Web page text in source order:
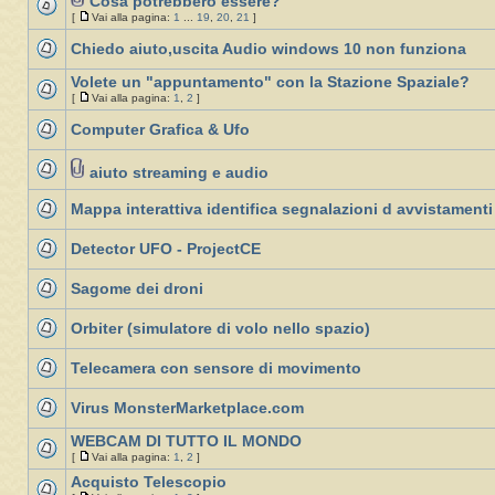
[ Vai alla pagina: 1 ... 19, 20, 21 ]
Chiedo aiuto,uscita Audio windows 10 non funziona
Volete un "appuntamento" con la Stazione Spaziale?
[ Vai alla pagina: 1, 2 ]
Computer Grafica & Ufo
aiuto streaming e audio
Mappa interattiva identifica segnalazioni d
Detector UFO - ProjectCE
Sagome dei droni
Orbiter (simulatore di volo nello spazio)
Telecamera con sensore di movimento
Virus MonsterMarketplace.com
WEBCAM DI TUTTO IL MONDO
[ Vai alla pagina: 1, 2 ]
Acquisto Telescopio